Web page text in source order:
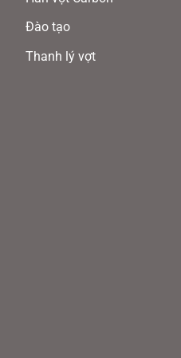
trong số đó có: Srikanth
Đào tạo
Thanh lý vợt